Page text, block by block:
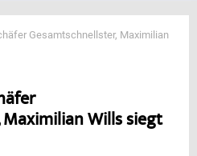
Gesamtschnellster, Maximilian
Wills siegt